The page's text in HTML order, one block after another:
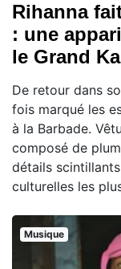
Rihanna
: une
le Grand
De retour dans
fois marqué les
à la Barbade.
composé de
détails
culturelles les
Musique